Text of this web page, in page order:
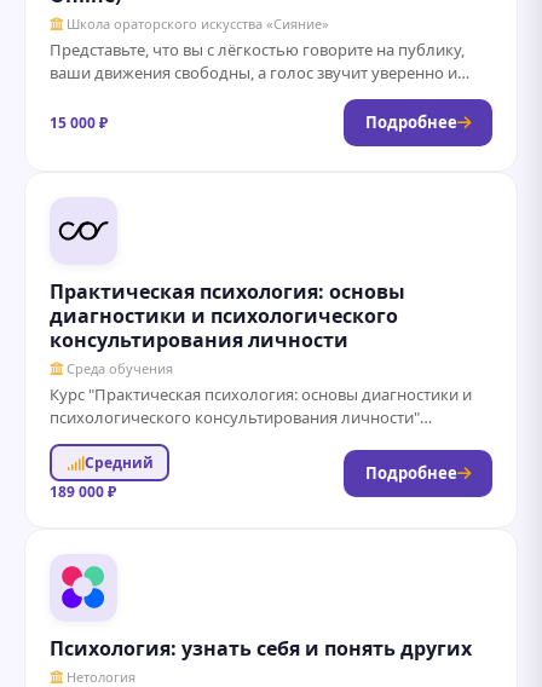
Школа ораторского искусства «Сияние»
Представьте, что вы с лёгкостью говорите на публику,
ваши движения свободны, а голос звучит уверенно и
15 000 ₽ Подробнее
Практическая психология: основы
диагностики и психологического
консультирования личности
Среда обучения
Курс "Практическая психология: основы диагностики и
психологического консультирования личности"
предназначен для тех, кто хочет получить практические
навыки в области психологической...
Средний
189 000 ₽
Подробнее
Психология: узнать себя и понять других
Нетология